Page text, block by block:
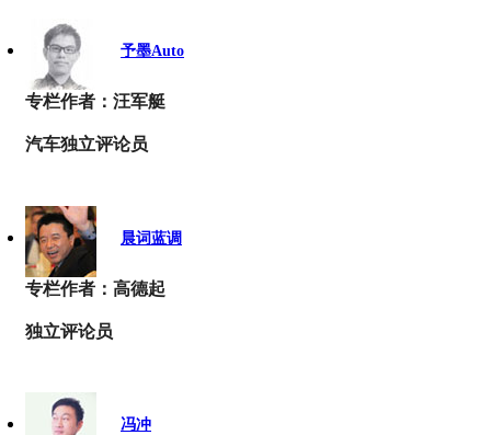
予墨Auto
专栏作者：汪军艇
汽车独立评论员
晨词蓝调
专栏作者：高德起
独立评论员
冯冲